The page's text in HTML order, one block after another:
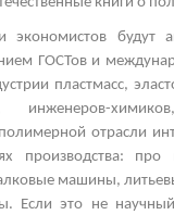
будут
ГОСТов и
пластмасс,
отрасли
производства: про
машины,
Если это не